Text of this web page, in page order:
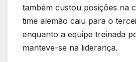
também custou posições na
time alemão caiu para o
enquanto a equipe treinada
manteve-se na liderança.